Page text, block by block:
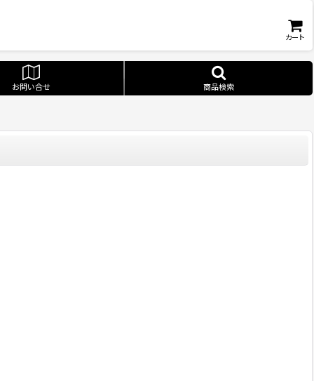
カート
お問い合せ 商品検索